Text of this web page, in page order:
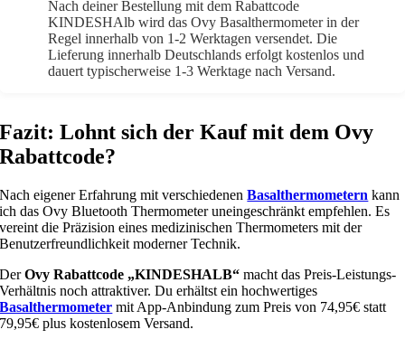
Nach deiner Bestellung mit dem Rabattcode
KINDESHAlb wird das Ovy Basalthermometer in der
Regel innerhalb von 1-2 Werktagen versendet. Die
Lieferung innerhalb Deutschlands erfolgt kostenlos und
dauert typischerweise 1-3 Werktage nach Versand.
Fazit: Lohnt sich der Kauf mit dem Ovy
Rabattcode?
Nach eigener Erfahrung mit verschiedenenBasalthermometern kann
ich das Ovy Bluetooth Thermometer uneingeschränkt empfehlen. Es
vereint die Präzision eines medizinischen Thermometers mit der
Benutzerfreundlichkeit moderner Technik.
DerOvy Rabattcode „KINDESHALB“ macht das Preis-Leistungs-
Verhältnis noch attraktiver. Du erhältst ein hochwertiges
Basalthermometer mit App-Anbindung zum Preis von 74,95€ statt
79,95€ plus kostenlosem Versand.